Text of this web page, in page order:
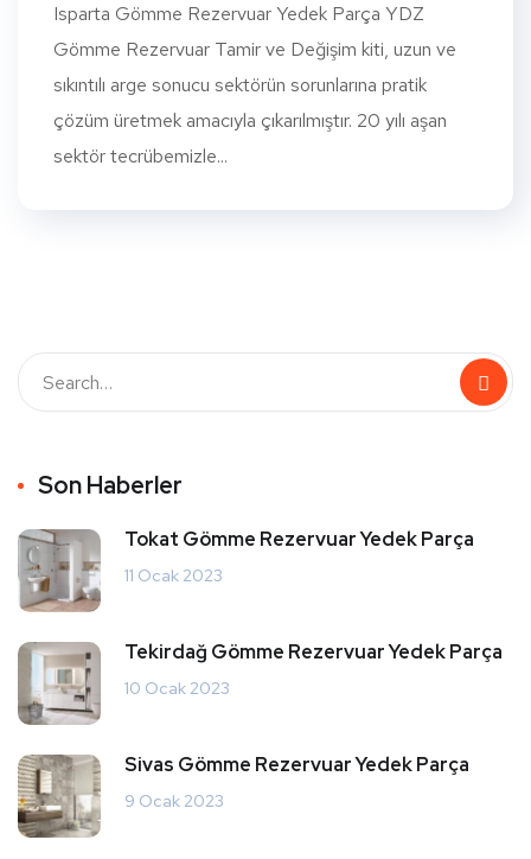
Isparta Gömme Rezervuar Yedek Parça YDZ
Gömme Rezervuar Tamir ve Değişim kiti, uzun ve
sıkıntılı arge sonucu sektörün sorunlarına pratik
çözüm üretmek amacıyla çıkarılmıştır. 20 yılı aşan
sektör tecrübemizle...
Son Haberler
Tokat Gömme Rezervuar Yedek Parça
11 Ocak 2023
Tekirdağ Gömme Rezervuar Yedek Parça
10 Ocak 2023
Sivas Gömme Rezervuar Yedek Parça
9 Ocak 2023